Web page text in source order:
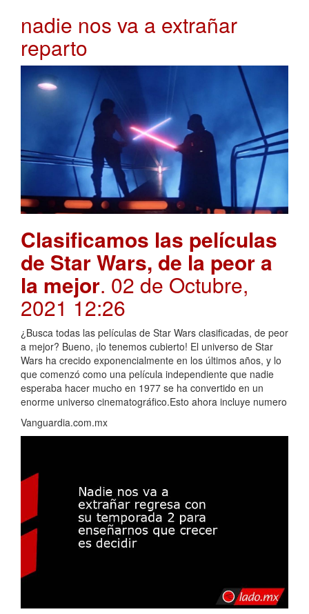
nadie nos va a extrañar
reparto
Clasificamos las películas
de Star Wars, de la peor a
la mejor. 02 de Octubre,
2021 12:26
¿Busca todas las películas de Star Wars clasificadas, de peor
a mejor? Bueno, ¡lo tenemos cubierto! El universo de Star
Wars ha crecido exponencialmente en los últimos años, y lo
que comenzó como una película independiente que nadie
esperaba hacer mucho en 1977 se ha convertido en un
enorme universo cinematográfico.Esto ahora incluye numero
Vanguardia.com.mx